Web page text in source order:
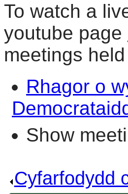
To watch a
youtube page
meetings
Rhagor o
Show
Cyfarfodydd